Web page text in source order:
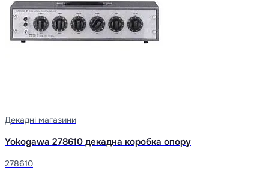
Декадні магазини
Yokogawa 278610 декадна коробка опору
278610